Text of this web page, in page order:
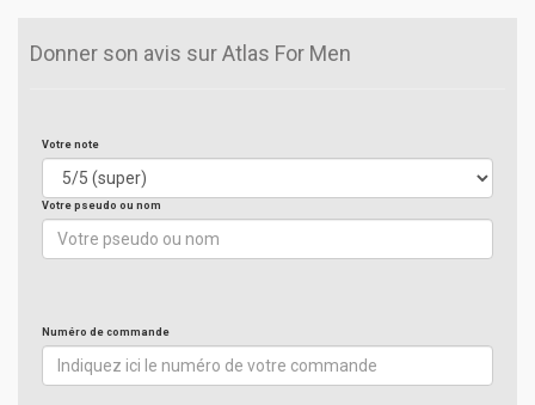
Donner son avis sur Atlas For Men
Votre note
Votre pseudo ou nom
Numéro de commande